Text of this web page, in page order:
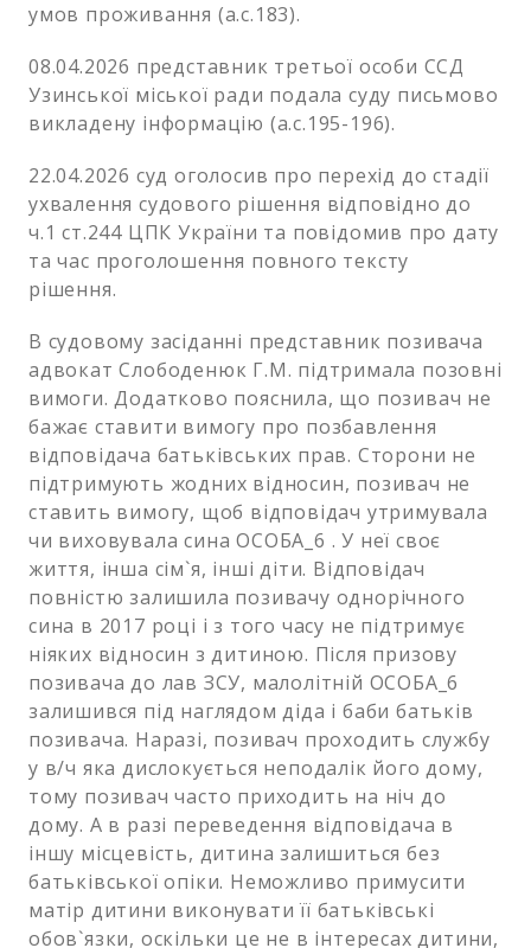
умов проживання (а.с.183).
08.04.2026 представник третьої особи ССД
Узинської міської ради подала суду письмово
викладену інформацію (а.с.195-196).
22.04.2026 суд оголосив про перехід до стадії
ухвалення судового рішення відповідно до
ч.1 ст.244 ЦПК України та повідомив про дату
та час проголошення повного тексту
рішення.
В судовому засіданні представник позивача
адвокат Слободенюк Г.М. підтримала позовні
вимоги. Додатково пояснила, що позивач не
бажає ставити вимогу про позбавлення
відповідача батьківських прав. Сторони не
підтримують жодних відносин, позивач не
ставить вимогу, щоб відповідач утримувала
чи виховувала сина ОСОБА_6 . У неї своє
життя, інша сім`я, інші діти. Відповідач
повністю залишила позивачу однорічного
сина в 2017 році і з того часу не підтримує
ніяких відносин з дитиною. Після призову
позивача до лав ЗСУ, малолітній ОСОБА_6
залишився під наглядом діда і баби батьків
позивача. Наразі, позивач проходить службу
у в/ч яка дислокується неподалік його дому,
тому позивач часто приходить на ніч до
дому. А в разі переведення відповідача в
іншу місцевість, дитина залишиться без
батьківської опіки. Неможливо примусити
матір дитини виконувати її батьківські
обов`язки, оскільки це не в інтересах дитини,